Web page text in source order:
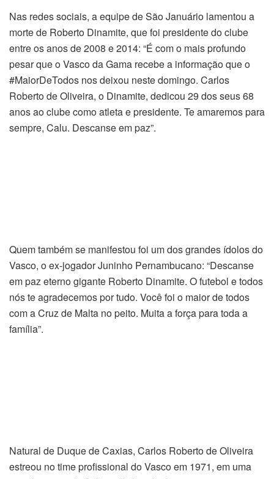
Nas redes sociais, a equipe de São Januário lamentou a
morte de Roberto Dinamite, que foi presidente do clube
entre os anos de 2008 e 2014: “É com o mais profundo
pesar que o Vasco da Gama recebe a informação que o
#MaiorDeTodos nos deixou neste domingo. Carlos
Roberto de Oliveira, o Dinamite, dedicou 29 dos seus 68
anos ao clube como atleta e presidente. Te amaremos para
sempre, Calu. Descanse em paz”.
Quem também se manifestou foi um dos grandes ídolos do
Vasco, o ex-jogador Juninho Pernambucano: “Descanse
em paz eterno gigante Roberto Dinamite. O futebol e todos
nós te agradecemos por tudo. Você foi o maior de todos
com a Cruz de Malta no peito. Muita a força para toda a
família”.
Natural de Duque de Caxias, Carlos Roberto de Oliveira
estreou no time profissional do Vasco em 1971, em uma